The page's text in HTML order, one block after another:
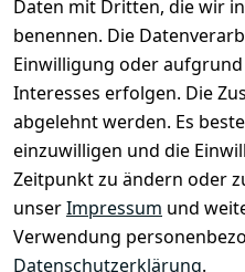
Daten mit Dritten, die wir
benennen. Die
Einwilligung oder
Interesses erfolgen. Die
abgelehnt werden. Es
einzuwilligen und die
Zeitpunkt zu ändern oder
unserImpressum und
Verwendung
Datenschutzerklärung.
Rechtliches
Impressum
Datenschutze
rklärung
Barrierefreihe
itserklärung
Widerrufsrec
ht
Services
Registrieren